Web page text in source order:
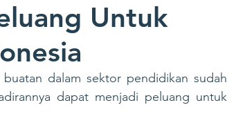
Untuk
dalam sektor pendidikan sudah
dapat menjadi peluang untuk